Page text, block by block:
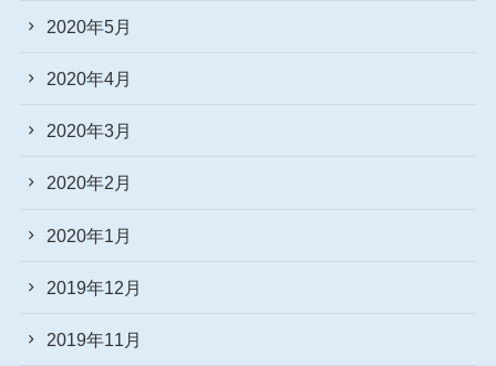
2020年5月
2020年4月
2020年3月
2020年2月
2020年1月
2019年12月
2019年11月